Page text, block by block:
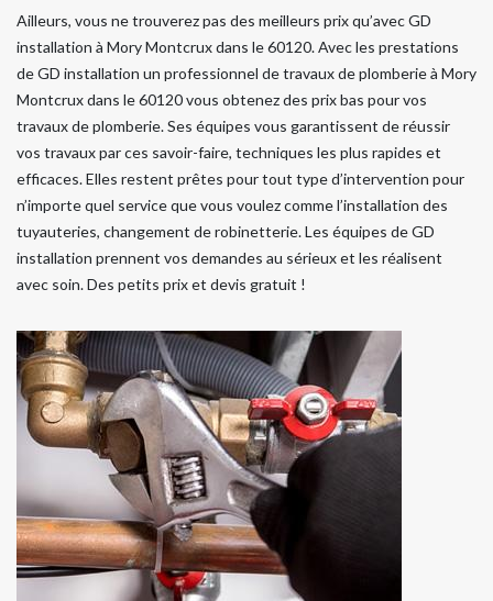
Ailleurs, vous ne trouverez pas des meilleurs prix qu’avec GD
installation à Mory Montcrux dans le 60120. Avec les prestations
de GD installation un professionnel de travaux de plomberie à Mory
Montcrux dans le 60120 vous obtenez des prix bas pour vos
travaux de plomberie. Ses équipes vous garantissent de réussir
vos travaux par ces savoir-faire, techniques les plus rapides et
efficaces. Elles restent prêtes pour tout type d’intervention pour
n’importe quel service que vous voulez comme l’installation des
tuyauteries, changement de robinetterie. Les équipes de GD
installation prennent vos demandes au sérieux et les réalisent
avec soin. Des petits prix et devis gratuit !